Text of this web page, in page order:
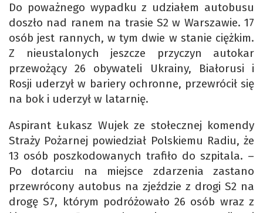
Do poważnego wypadku z udziałem autobusu
doszło nad ranem na trasie S2 w Warszawie. 17
osób jest rannych, w tym dwie w stanie ciężkim.
Z nieustalonych jeszcze przyczyn autokar
przewożący 26 obywateli Ukrainy, Białorusi i
Rosji uderzył w bariery ochronne, przewrócił się
na bok i uderzył w latarnię.
Aspirant Łukasz Wujek ze stołecznej komendy
Straży Pożarnej powiedział Polskiemu Radiu, że
13 osób poszkodowanych trafiło do szpitala. –
Po dotarciu na miejsce zdarzenia zastano
przewrócony autobus na zjeździe z drogi S2 na
drogę S7, którym podróżowało 26 osób wraz z